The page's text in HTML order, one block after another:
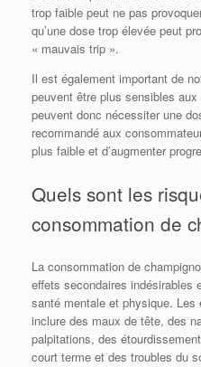
trop faible peut ne pas
qu’une dose trop élevée peut
« mauvais trip ».
Il est également important de
peuvent être plus sensibles
peuvent donc nécessiter une
recommandé aux
plus faible et d’augmenter
Quels sont les
consommation de
La consommation de
effets secondaires indésirables
santé mentale et physique.
inclure des maux de tête, des
palpitations, des
court terme et des troubles du